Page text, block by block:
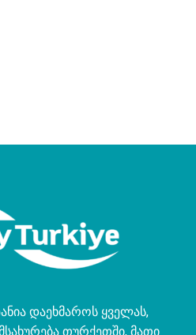
დაეხმაროს ყველას,
თურქეთში, მათი